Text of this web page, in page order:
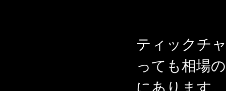
ティックチ
っても相場
にあります。